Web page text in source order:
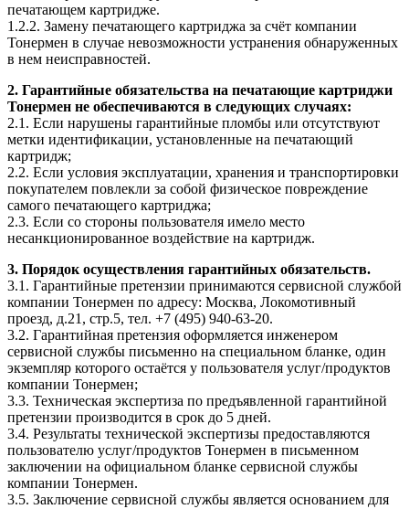
печатающем картридже.
1.2.2. Замену печатающего картриджа за счёт компании
Тонермен в случае невозможности устранения обнаруженных
в нем неисправностей.
2. Гарантийные обязательства на печатающие картриджи
Тонермен не обеспечиваются в следующих случаях:
2.1. Если нарушены гарантийные пломбы или отсутствуют
метки идентификации, установленные на печатающий
картридж;
2.2. Если условия эксплуатации, хранения и транспортировки
покупателем повлекли за собой физическое повреждение
самого печатающего картриджа;
2.3. Если со стороны пользователя имело место
несанкционированное воздействие на картридж.
3. Порядок осуществления гарантийных обязательств.
3.1. Гарантийные претензии принимаются сервисной службой
компании Тонермен по адресу: Москва, Локомотивный
проезд, д.21, стр.5, тел. +7 (495) 940-63-20.
3.2. Гарантийная претензия оформляется инженером
сервисной службы письменно на специальном бланке, один
экземпляр которого остаётся у пользователя услуг/продуктов
компании Тонермен;
3.3. Техническая экспертиза по предъявленной гарантийной
претензии производится в срок до 5 дней.
3.4. Результаты технической экспертизы предоставляются
пользователю услуг/продуктов Тонермен в письменном
заключении на официальном бланке сервисной службы
компании Тонермен.
3.5. Заключение сервисной службы является основанием для